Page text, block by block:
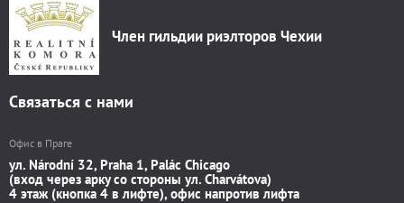
Член гильдии риэлторов Чехии
Связаться с нами
Офис в Праге
ул. Národní 32, Praha 1, Palác Chicago
(вход через арку со стороны ул. Charvátova)
4 этаж (кнопка 4 в лифте), офис напротив лифта